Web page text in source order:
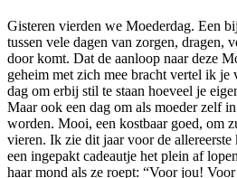
Gisteren vierden we Moederdag. Een
tussen vele dagen van zorgen, dragen,
door komt. Dat de aanloop naar deze
geheim met zich mee bracht vertel ik je
dag om erbij stil te staan hoeveel je
Maar ook een dag om als moeder zelf
worden. Mooi, een kostbaar goed, om
vieren. Ik zie dit jaar voor de
een ingepakt cadeautje het plein af
haar mond als ze roept: “Voor jou!